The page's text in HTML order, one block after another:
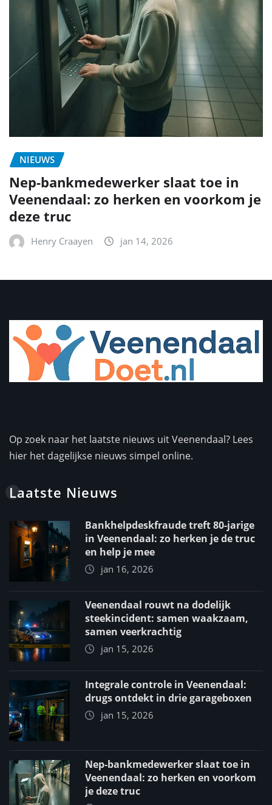
NIEUWS
Nep-bankmedewerker slaat toe in
Veenendaal: zo herken en voorkom je
deze truc
Henry Craayen jan 14, 2026
Op zoek naar het laatste nieuws uit Veenendaal? Lees
hier het dagelijkse nieuws simpel online.
Laatste Nieuws
Bankhelpdeskfraude treft 80-jarige
in Veenendaal: zo herken je de truc
en help je mee
jan 16, 2026
Veenendaal rouwt na dodelijk
steekincident: samen waakzaam,
samen veerkrachtig
jan 15, 2026
Integrale controle in Veenendaal:
drugs ontdekt in drie garageboxen
jan 15, 2026
Nep-bankmedewerker slaat toe in
Veenendaal: zo herken en voorkom
je deze truc